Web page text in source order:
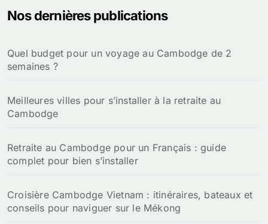
Nos dernières publications
Quel budget pour un voyage au Cambodge de 2
semaines ?
Meilleures villes pour s’installer à la retraite au
Cambodge
Retraite au Cambodge pour un Français : guide
complet pour bien s’installer
Croisière Cambodge Vietnam : itinéraires, bateaux et
conseils pour naviguer sur le Mékong